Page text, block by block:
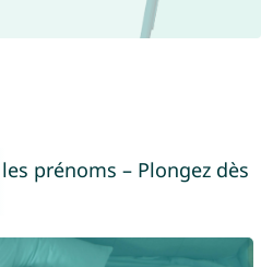
prénoms – Plongez dès